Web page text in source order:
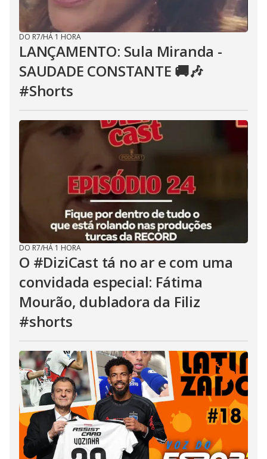
DO R7/HÁ 1 HORA
LANÇAMENTO: Sula Miranda -
SAUDADE CONSTANTE 🚚🎶
#Shorts
DO R7/HÁ 1 HORA
O #DiziCast tá no ar e com uma
convidada especial: Fátima
Mourão, dubladora da Filiz
#shorts